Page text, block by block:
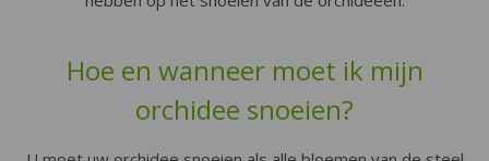
Hoe en wanneer moet ik mijn
orchidee snoeien?